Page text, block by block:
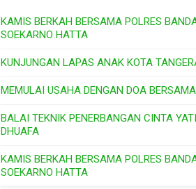
KAMIS BERKAH BERSAMA POLRES
SOEKARNO HATTA
KUNJUNGAN LAPAS ANAK KOTA
MEMULAI USAHA DENGAN DOA BERSAMA
BALAI TEKNIK PENERBANGAN CINTA
DHUAFA
KAMIS BERKAH BERSAMA POLRES
SOEKARNO HATTA